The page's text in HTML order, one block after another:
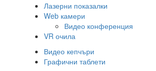
Лазерни показалки
Web камери
Видео конференция
VR очила
Видео кепчъри
Графични таблети